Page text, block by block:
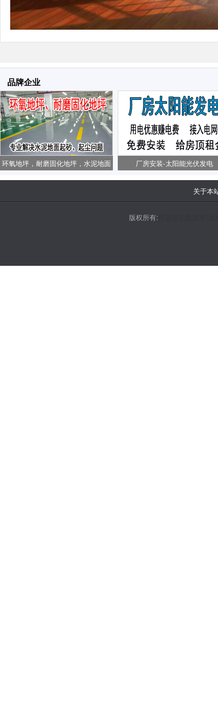
品牌企业
环氧地坪，耐磨固化地坪，水泥地面
起砂、起尘问题
厂房安装-太阳能光伏发电
关于本
版权所有: